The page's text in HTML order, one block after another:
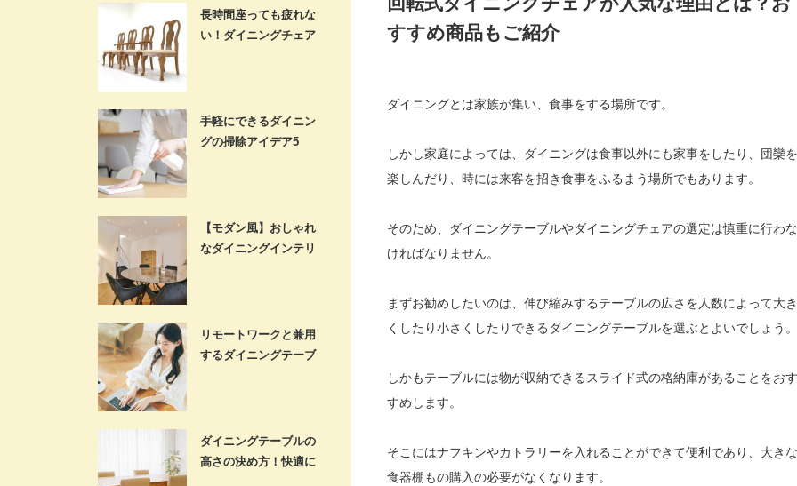
すすめ商品もご紹介
ダイニングとは家族が集い、食事をする場所です。
しかし家庭によっては、ダイニングは食事以外にも家事をしたり、団欒を
楽しんだり、時には来客を招き食事をふるまう場所でもあります。
そのため、ダイニングテーブルやダイニングチェアの選定は慎重に行わな
ければなりません。
まずお勧めしたいのは、伸び縮みするテーブルの広さを人数によって大き
くしたり小さくしたりできるダイニングテーブルを選ぶとよいでしょう。
しかもテーブルには物が収納できるスライド式の格納庫があることをおす
すめします。
そこにはナフキンやカトラリーを入れることができて便利であり、大きな
食器棚もの購入の必要がなくなります。
長時間座っても疲れな
い！ダイニングチェア
手軽にできるダイニン
グの掃除アイデア5
【モダン風】おしゃれ
なダイニングインテリ
リモートワークと兼用
するダイニングテーブ
ダイニングテーブルの
高さの決め方！快適に